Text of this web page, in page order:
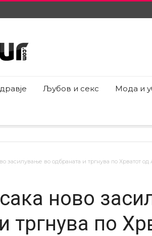
Љубов и секс Мода и
засилување во одбраната и тргнува по Хрватот од
ново
тргнува по